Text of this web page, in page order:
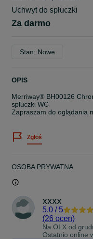
Uchwyt do spłuczki
Za darmo
Stan: Nowe
OPIS
Merriway® BH00126
spłuczki WC
Zapraszam do oglądania
Zgłoś
OSOBA PRYWATNA
xxxx
5.0 / 5
(26 ocen)
Na OLX od
Ostatnio online